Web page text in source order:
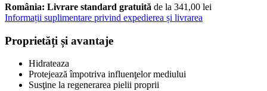
România: Livrare standard gratuită de la 341,00 lei
Informații suplimentare privind expedierea și livrarea
Proprietăți și avantaje
Hidrateaza
Protejează împotriva influenţelor mediului
Susţine la regenerarea pielii proprii